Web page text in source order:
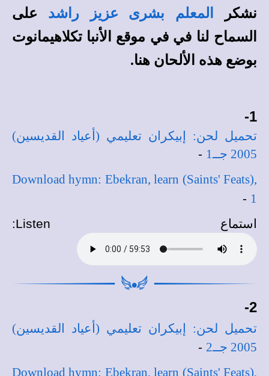
نشكر المعلم بشرى عزيز راشد
على
السماح لنا في في موقع الأنبا تكلاهيمانوت
بوضع هذه الألحان هنا.
1-
تحميل لحن: إبيكران تعليمي (أعياد القديسين)
2005 جــ1
-
Download hymn: Ebekran, learn (Saints' Feats),
1
-
استماع Listen
:
2-
تحميل لحن: إبيكران تعليمي (أعياد القديسين)
2005 جــ2
-
Download hymn: Ebekran, learn (Saints' Feats),